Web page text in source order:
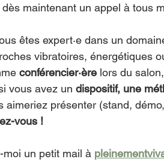
maintenant un appel à tous
êtes expert·e dans un
vibratoires, énergétiques
conférencier·ère lors du salon,
vous avez un dispositif, une
aimeriez présenter (stand,
vous !
moi un petit mail à